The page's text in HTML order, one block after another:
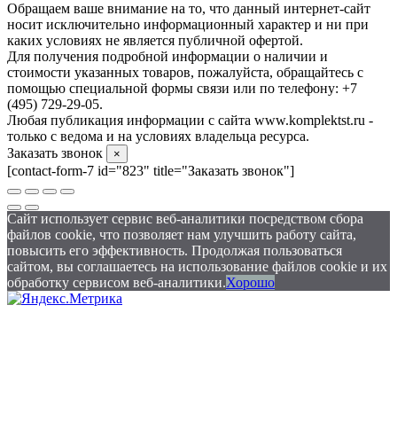
Обращаем ваше внимание на то, что данный интернет-сайт
носит исключительно информационный характер и ни при
каких условиях не является публичной офертой.
Для получения подробной информации о наличии и
стоимости указанных товаров, пожалуйста, обращайтесь с
помощью специальной формы связи или по телефону: +7
(495) 729-29-05.
Любая публикация информации с сайта www.komplektst.ru -
только с ведома и на условиях владельца ресурса.
Заказать звонок
×
[contact-form-7 id="823" title="Заказать звонок"]
Сайт использует сервис веб-аналитики посредством сбора
файлов cookie, что позволяет нам улучшить работу сайта,
повысить его эффективность. Продолжая пользоваться
сайтом, вы соглашаетесь на использование файлов cookie и их
обработку сервисом веб-аналитики.Хорошо